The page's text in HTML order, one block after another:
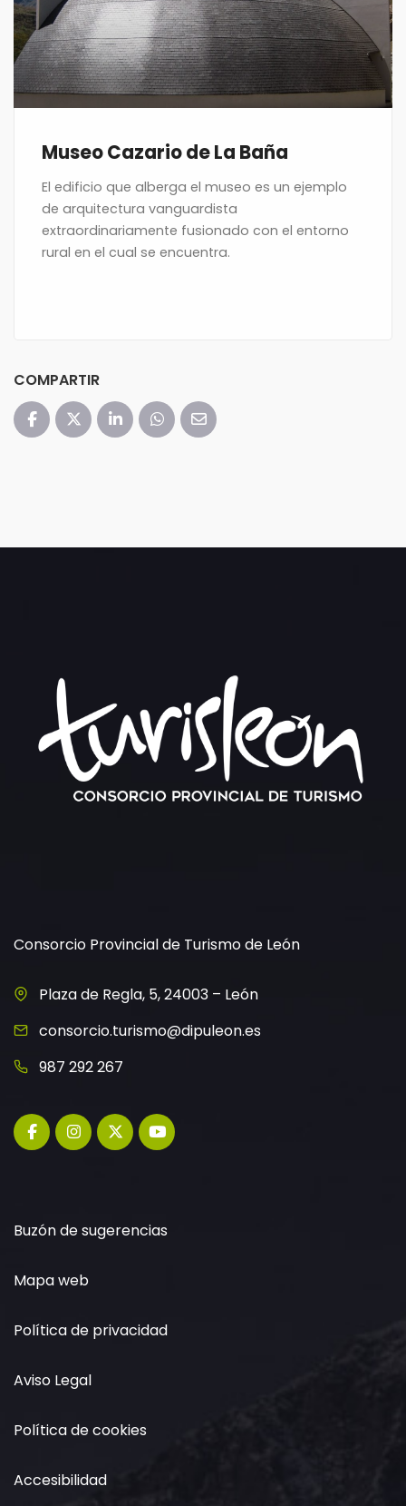
Museo Cazario de La Baña
El edificio que alberga el museo es un ejemplo
de arquitectura vanguardista
extraordinariamente fusionado con el entorno
rural en el cual se encuentra.
COMPARTIR
Consorcio Provincial de Turismo de León
Plaza de Regla, 5, 24003 – León
consorcio.turismo@dipuleon.es
987 292 267
Buzón de sugerencias
Mapa web
Política de privacidad
Aviso Legal
Política de cookies
Accesibilidad